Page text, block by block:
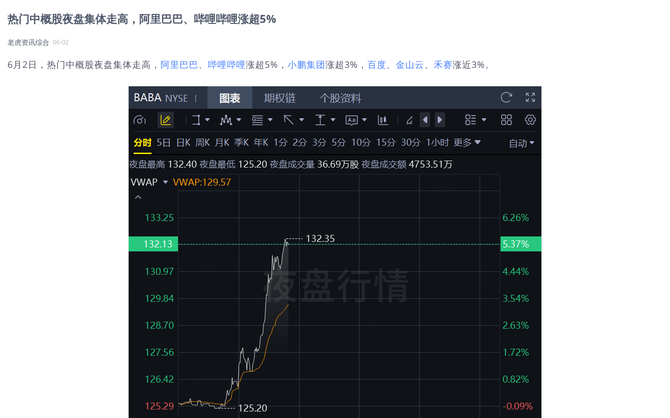
热门中概股夜盘集体走高，阿里巴巴、哔哩哔哩涨超5%
老虎资讯综合 06-02
6月2日，热门中概股夜盘集体走高， 阿里巴巴、 哔哩哔哩涨超5%， 小鹏集团涨超3%， 百度、 金山云、 禾赛涨近3%。